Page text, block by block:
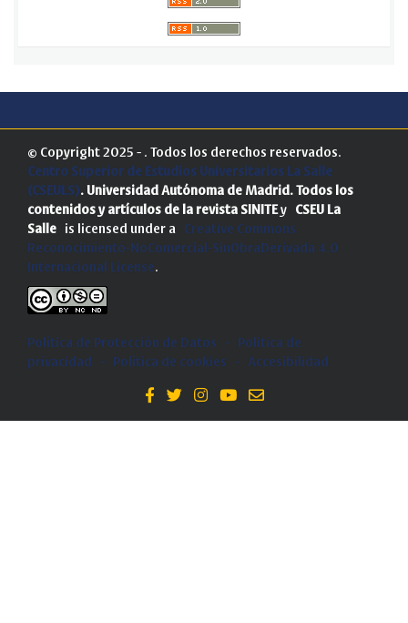
© Copyright 2025 - . Todos los derechos reservados.
Centro Superior de Estudios Universitarios La Salle
(CSEULS). Universidad Autónoma de Madrid. Todos los
contenidos y artículos de la revista SINITEy CSEU La
Salle is licensed under a Creative Commons
Reconocimiento-NoComercial-SinObraDerivada 4.0
Internacional License.
Política de Protección de Datos -
Politica de
privacidad
- Política de cookies - Accesibilidad